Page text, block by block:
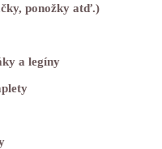
ponožky atď.)
a legíny